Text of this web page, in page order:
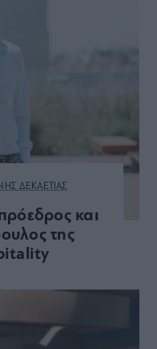
ΔΕΚΑΕΤΙΑΣ
και
της